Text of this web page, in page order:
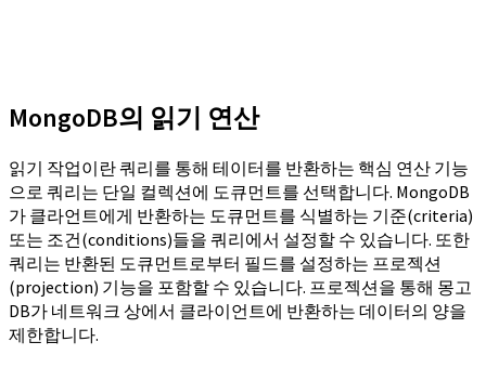
MongoDB의 읽기 연산
읽기 작업이란 쿼리를 통해 테이터를 반환하는 핵심 연산 기능
으로 쿼리는 단일 컬렉션에 도큐먼트를 선택합니다. MongoDB
가 클라언트에게 반환하는 도큐먼트를 식별하는 기준(criteria)
또는 조건(conditions)들을 쿼리에서 설정할 수 있습니다. 또한
쿼리는 반환된 도큐먼트로부터 필드를 설정하는 프로젝션
(projection) 기능을 포함할 수 있습니다. 프로젝션을 통해 몽고
DB가 네트워크 상에서 클라이언트에 반환하는 데이터의 양을
제한합니다.